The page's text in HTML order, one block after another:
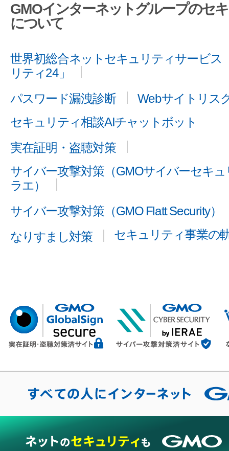
GMOインターネットグループのセ
について
世界初総合ネットセキュリティサービス
リティ24」
パスワード漏洩診断
Webサイトリス
セキュリティ相談AIチャットボット
実在証明・盗聴対策
サイバー攻撃対策（GMOサイバーセキ
ラエ）
サイバー攻撃対策（GMO Flatt Security）
なりすまし対策
セキュリティ事業の